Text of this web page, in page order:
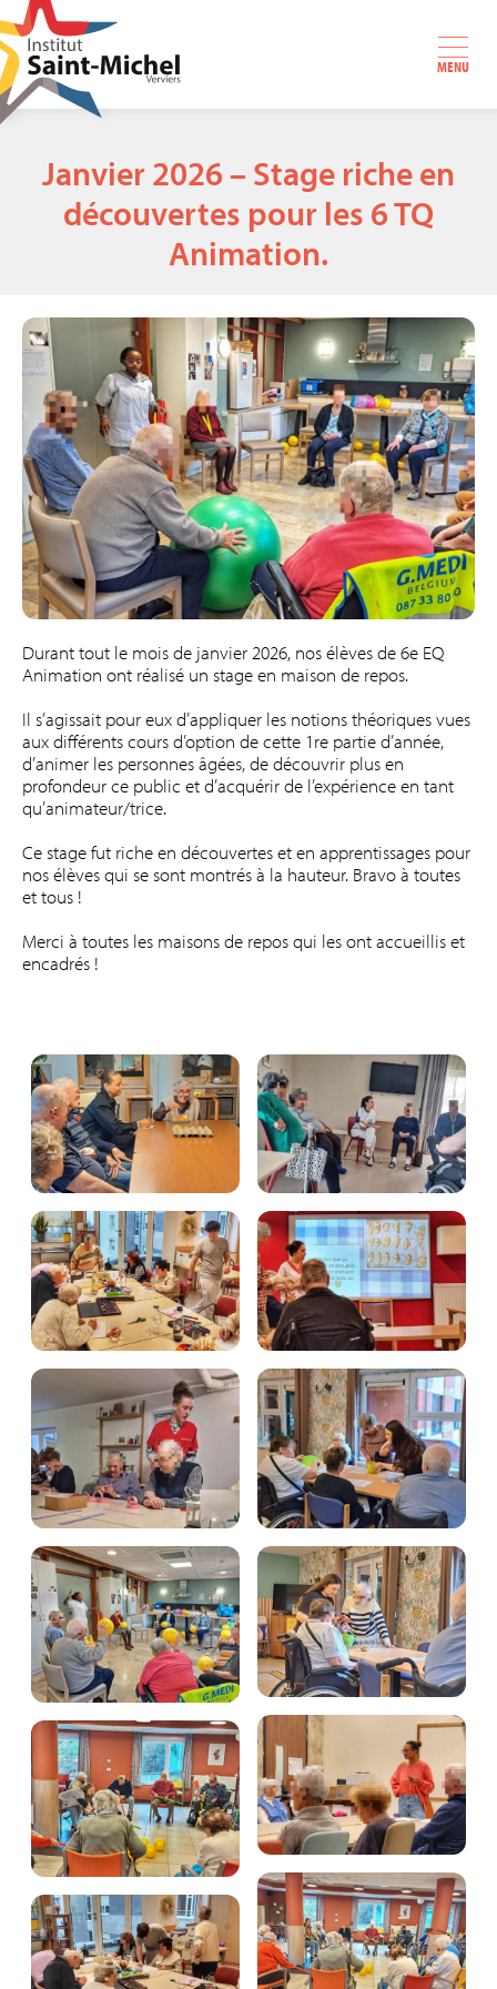
MENU
Janvier 2026 – Stage riche en
découvertes pour les 6 TQ
Animation.
Durant tout le mois de janvier 2026, nos élèves de 6e EQ
Animation ont réalisé un stage en maison de repos.
Il s’agissait pour eux d’appliquer les notions théoriques vues
aux différents cours d’option de cette 1re partie d’année,
d’animer les personnes âgées, de découvrir plus en
profondeur ce public et d’acquérir de l’expérience en tant
qu’animateur/trice.
Ce stage fut riche en découvertes et en apprentissages pour
nos élèves qui se sont montrés à la hauteur. Bravo à toutes
et tous !
Merci à toutes les maisons de repos qui les ont accueillis et
encadrés !